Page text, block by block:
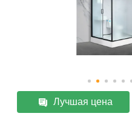
Лучшая цена